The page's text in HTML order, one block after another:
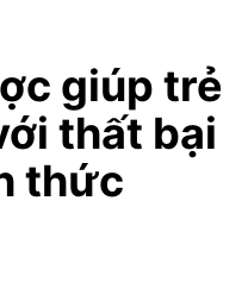
giúp trẻ
thất bại
thức